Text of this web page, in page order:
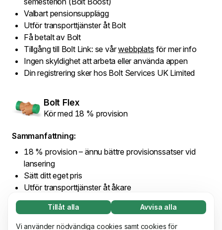
Nödvändiga (65)
Nödvändiga cookies hjälper till att göra vår
Läs mer
Tillåt alla Avvisa alla
Vi använder nödvändiga cookies samt cookies för
Valbart pensionsupplägg
Utför transporttjänster åt Bolt
Få betalt av Bolt
Tillgång till Bolt Link: se vårwebbplats för mer info
Ingen skyldighet att arbeta eller använda appen
Din registrering sker hos Bolt Services UK Limited
Bolt Flex
Kör med 18 % provision
Sammanfattning:
18 % provision – ännu bättre provisionssatser vid
lansering
Sätt ditt eget pris
Utför transporttjänster åt åkare
Få betalt av åkare
Tillgång till Bolt Link: se vår
webbplatsför mer info
Ingen skyldighet att arbeta eller använda appen